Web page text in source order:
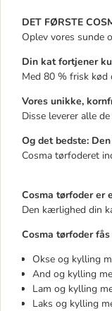
DET FØRSTE
Oplev vores sunde
Din kat fortjener
Med 80 % frisk kød
Vores unikke,
Disse leverer alle
Og det bedste:
Cosma tørfoderet
Cosma tørfoder er
Den kærlighed din
Cosma tørfoder
Okse og kylling
And og kylling
Lam og kylling
Laks og kylling